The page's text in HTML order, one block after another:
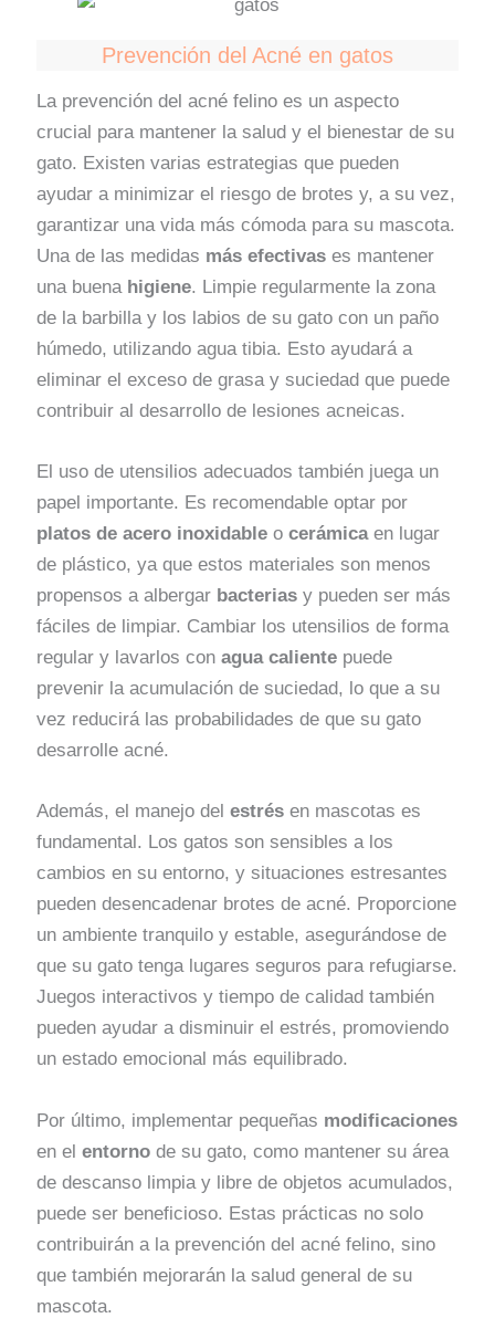
Prevención del Acné en gatos
La prevención del acné felino es un aspecto
crucial para mantener la salud y el bienestar de su
gato. Existen varias estrategias que pueden
ayudar a minimizar el riesgo de brotes y, a su vez,
garantizar una vida más cómoda para su mascota.
Una de las medidas más efectivases mantener
una buena higiene. Limpie regularmente la zona
de la barbilla y los labios de su gato con un paño
húmedo, utilizando agua tibia. Esto ayudará a
eliminar el exceso de grasa y suciedad que puede
contribuir al desarrollo de lesiones acneicas.
El uso de utensilios adecuados también juega un
papel importante. Es recomendable optar por
platos de acero inoxidable ocerámicaen lugar
de plástico, ya que estos materiales son menos
propensos a albergar bacteriasy pueden ser más
fáciles de limpiar. Cambiar los utensilios de forma
regular y lavarlos conagua caliente puede
prevenir la acumulación de suciedad, lo que a su
vez reducirá las probabilidades de que su gato
desarrolle acné.
Además, el manejo delestrésen mascotas es
fundamental. Los gatos son sensibles a los
cambios en su entorno, y situaciones estresantes
pueden desencadenar brotes de acné. Proporcione
un ambiente tranquilo y estable, asegurándose de
que su gato tenga lugares seguros para refugiarse.
Juegos interactivos y tiempo de calidad también
pueden ayudar a disminuir el estrés, promoviendo
un estado emocional más equilibrado.
Por último, implementar pequeñas modificaciones
en elentornode su gato, como mantener su área
de descanso limpia y libre de objetos acumulados,
puede ser beneficioso. Estas prácticas no solo
contribuirán a la prevención del acné felino, sino
que también mejorarán la salud general de su
mascota.